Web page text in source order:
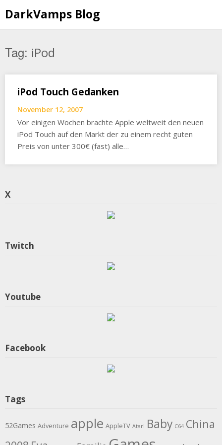
to
content
DarkVamps Blog
Tag: iPod
iPod Touch Gedanken
November 12, 2007
Vor einigen Wochen brachte Apple weltweit den neuen
iPod Touch auf den Markt der zu einem recht guten
Preis von unter 300€ (fast) alle…
X
Twitch
Youtube
Facebook
Tags
52Games Adventure apple AppleTV Atari Baby C64 China